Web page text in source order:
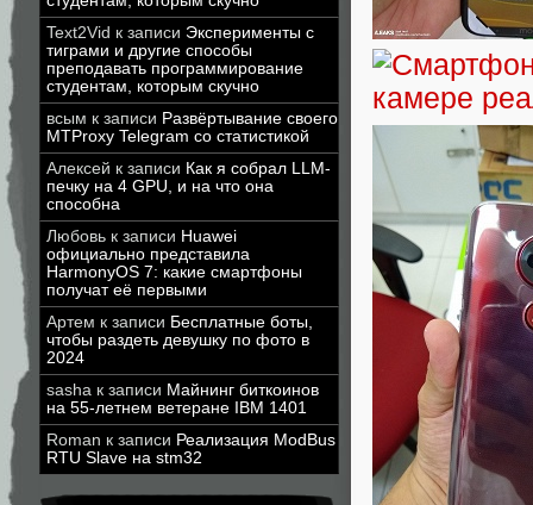
Text2Vid к записи Эксперименты с
тиграми и другие способы
преподавать программирование
студентам, которым скучно
всым к записи Развёртывание своего
MTProxy Telegram со статистикой
Алексей к записи Как я собрал LLM-
печку на 4 GPU, и на что она
способна
Любовь к записи Huawei
официально представила
HarmonyOS 7: какие смартфоны
получат её первыми
Артем к записи Бесплатные боты,
чтобы раздеть девушку по фото в
2024
sasha к записи Майнинг биткоинов
на 55-летнем ветеране IBM 1401
Roman к записи Реализация ModBus
RTU Slave на stm32